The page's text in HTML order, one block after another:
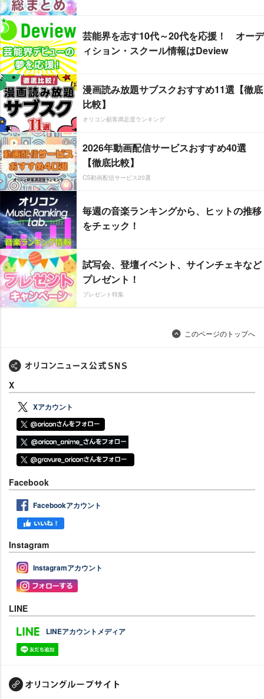
芸能界を志す10代～20代を応援！ オーデ
ィション・スクール情報はDeview
漫画読み放題サブスクおすすめ11選【徹底
比較】
オリコン顧客満足度ランキング
2026年動画配信サービスおすすめ40選
【徹底比較】
CS動画配信サービス20選
毎週の音楽ランキングから、ヒットの推移
をチェック！
試写会、登壇イベント、サインチェキなど
プレゼント！
プレゼント特集
このページのトップへ
X
Xアカウント
Facebook
Facebookアカウント
Instagram
Instagramアカウント
LINE
LINEアカウントメディア